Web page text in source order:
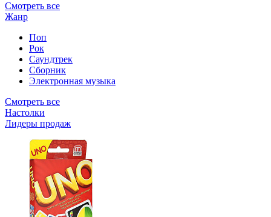
Смотреть все
Жанр
Поп
Рок
Саундтрек
Сборник
Электронная музыка
Смотреть все
Настолки
Лидеры продаж